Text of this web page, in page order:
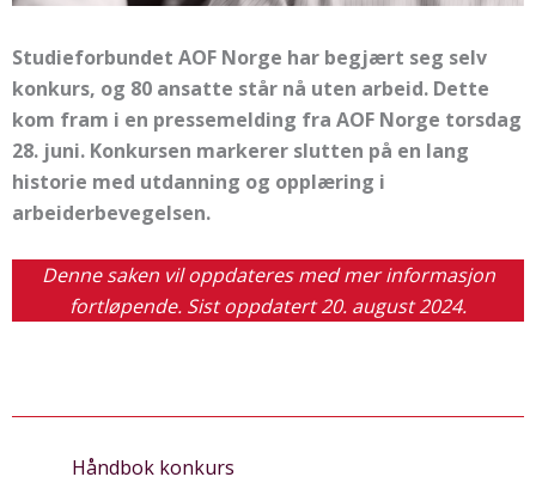
Studieforbundet AOF Norge har begjært seg selv
konkurs, og 80 ansatte står nå uten arbeid. Dette
kom fram i en pressemelding fra AOF Norge torsdag
28. juni. Konkursen markerer slutten på en lang
historie med utdanning og opplæring i
arbeiderbevegelsen.
Denne saken vil oppdateres med mer informasjon
fortløpende. Sist oppdatert 20. august 2024.
Håndbok konkurs